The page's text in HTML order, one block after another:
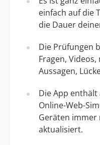
einfach auf die
die Dauer
Die Prüfungen
Fragen,
Aussagen,
Die App
Online-Web-
Geräten immer
aktualisiert.